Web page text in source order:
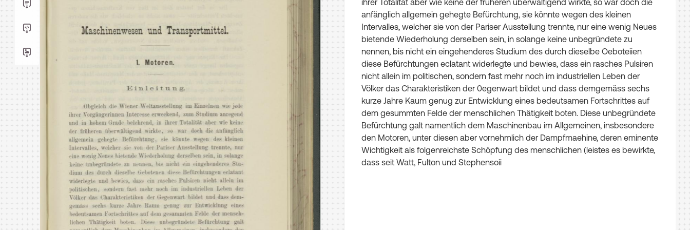
ihrer Totalität aber wie keine der früheren überwältigend wirkte, so war doch die
anfänglich allgemein gehegte Befürchtung, sie könnte wegen des kleinen
Intervalles, welcher sie von der Pariser Ausstellung trennte, nur eine wenig Neues
bietende Wiederholung derselben sein, in solange keine unbegründete zu
nennen, bis nicht ein eingehenderes Stu­dium des durch dieselbe Oeboteiien
diese Befürchtungen eclatant widerlegte und bewies, dass ein rasches Pulsiren
nicht allein im politischen, sondern fast mehr noch im industriellen Leben der
Völker das Charakteristiken der 0egenwart bildet und dass dem­gemäss sechs
kurze Jahre Kaum genug zur Entwicklung eines bedeutsamen Fortschrittes auf
dem gesummten Felde der mensch­lichen Thätigkeit boten. Diese unbegründete
Befürchtung galt namentlich dem Maschinenbau im Allgemeinen, insbesondere
den Motoren, unter diesen aber vornehmlich der Dampfmaehine, deren eminente
Wichtigkeit als folgenreichste Schöpfung des mensch­lichen (leistes es bewirkte,
dass seit Watt, Fulton und Stephensoii